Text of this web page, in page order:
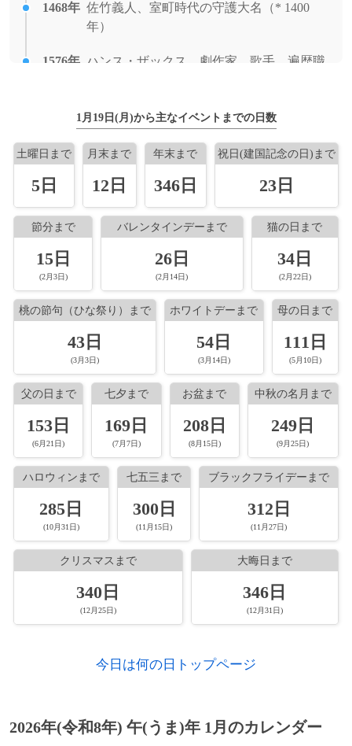
初のGUI環境を持ったパーソナルコンピュ
1978年 ドイツのフォルクスワーゲンが、42年のロ
ングセラーだった小型車ビートルの国内生
産を打ち切り。
ード米大統領の特赦によりアメリカ国籍を
回復。
1969年
東大安田講堂事件: 警視庁機動隊が東大安
田講堂に篭城していた全学共闘会議の封鎖
を解除。
1968年 原子力空母エンタープライズが佐世保に寄
港、1月23日まで停泊。
1966年
インド首相にインディラ・ガンディーが選
出される。
1960年 改定日米安全保障条約に調印。
1952年 フィリピン・モンテンルパにあるニュー・
ビリビッド刑務所で、BC級戦犯とされた
元日本軍兵士17名の死刑が突如執行され
る。なお、この出来事がきっかけとなり、
渡辺はま子のヒット曲「ああモンテンルパ
の夜は更けて」が作られた。
[出典]
日本社会党が第5回党大会で左派・右派に
NHKラジオで『のど自慢素人音楽会』
1839年 ポール・セザンヌ、画家（+ 1906年）
ン・ウェッブ、ウェッブ船長）（+ 1883
1851年 ヨハン・エイクマン、薬学者、化学者（+
年）
1863年 牧野謙次郎、漢学者（+ 1937年）
1863年
ウェルナー・ゾンバルト、経済学者、社会
学者（+ 1941年）
1864年 小山作之助、作曲家、教育者（+ 1927年）
1867年 ジャン・デルヴィル、美術家（+ 1953年）
1868年
グスタフ・マイリンク、小説家（+ 1932
年）
1872年
上野英三郎、農学者、忠犬ハチ公の飼い主
（+1925年）
1874年 常陸山谷右エ門、大相撲第19代横綱（+
1922年）
1876年 若嶌權四郎、大相撲第21代横綱（+ 1943
年）
1878年 ハーバート・チャップマン、サッカー選
手、指導者、WMフォーメーション開発者
ボリス・サヴィンコフ、革命家、政治家
1883年 ヘルマン・アーベントロート、指揮者（+
1468年 佐竹義人、室町時代の守護大名（* 1400
年）
1576年 ハンス・ザックス、劇作家、歌手、遍歴職
1603年 勧修寺晴豊、安土桃山時代の公卿（* 1544
年）
1719年
尭延法親王、江戸時代の法親王（* 1677
年）
1786年
米倉昌晴、第3代六浦藩主、江戸幕府若年
寄（* 1728年）
1793年 勝川春章、浮世絵師（* 1726年）
1833年
フェルディナン・エロルド、作曲家（*
1865年 プルードン、アナーキスト（* 1809年）
1878年
アンリ・ヴィクトル・ルニョー、物理学
者、化学者（* 1810年）
1881年
エルコレ・デンボウスキー、天文学者（*
1812年）
1881年
オギュスト・マリエット、エジプト考古学
者（* 1821年）
1888年 アントン・ド・バリー、植物学者（* 1831
勝海舟、幕臣、政治家（* 1823年）
史家（* 1873年）
1871年）
1月19日(月)から主なイベントまでの日数
土曜日まで
5日
月末まで
12日
年末まで
346日
祝日(建国記念の日)まで
23日
節分まで
15日
(2月3日)
バレンタインデーまで
26日
(2月14日)
猫の日まで
34日
(2月22日)
桃の節句（ひな祭り）まで
43日
(3月3日)
ホワイトデーまで
54日
(3月14日)
母の日まで
111日
(5月10日)
父の日まで
153日
(6月21日)
七夕まで
169日
(7月7日)
お盆まで
208日
(8月15日)
中秋の名月まで
249日
(9月25日)
ハロウィンまで
285日
(10月31日)
七五三まで
300日
(11月15日)
ブラックフライデーまで
312日
(11月27日)
クリスマスまで
340日
(12月25日)
大晦日まで
346日
(12月31日)
今日は何の日トップページ
2026年(令和8年) 午(うま)年 1月のカレンダー